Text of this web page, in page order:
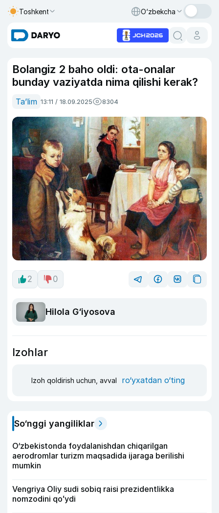
Toshkent O‘zbekcha
Bolangiz 2 baho oldi: ota-onalar
bunday vaziyatda nima qilishi kerak?
Ta’lim 13:11 / 18.09.2025 8304
2 0
Hilola G‘iyosova
Izohlar
Izoh qoldirish uchun, avval ro‘yxatdan o‘ting
So‘nggi yangiliklar
O‘zbekistonda foydalanishdan chiqarilgan
aerodromlar turizm maqsadida ijaraga berilishi
mumkin
Vengriya Oliy sudi sobiq raisi prezidentlikka
nomzodini qoʻydi